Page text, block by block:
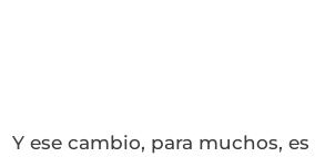
Y ese cambio, para muchos,